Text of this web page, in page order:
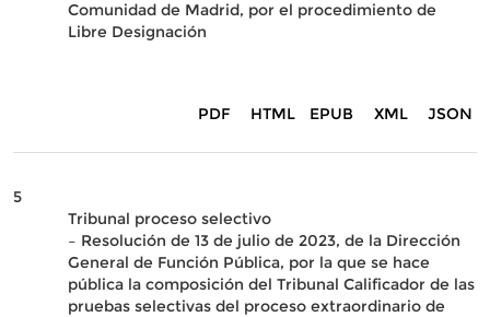
Comunidad de Madrid, por el procedimiento de
Libre Designación
PDF HTML EPUB XML JSON
5
Tribunal proceso selectivo
– Resolución de 13 de julio de 2023, de la Dirección
General de Función Pública, por la que se hace
pública la composición del Tribunal Calificador de las
pruebas selectivas del proceso extraordinario de